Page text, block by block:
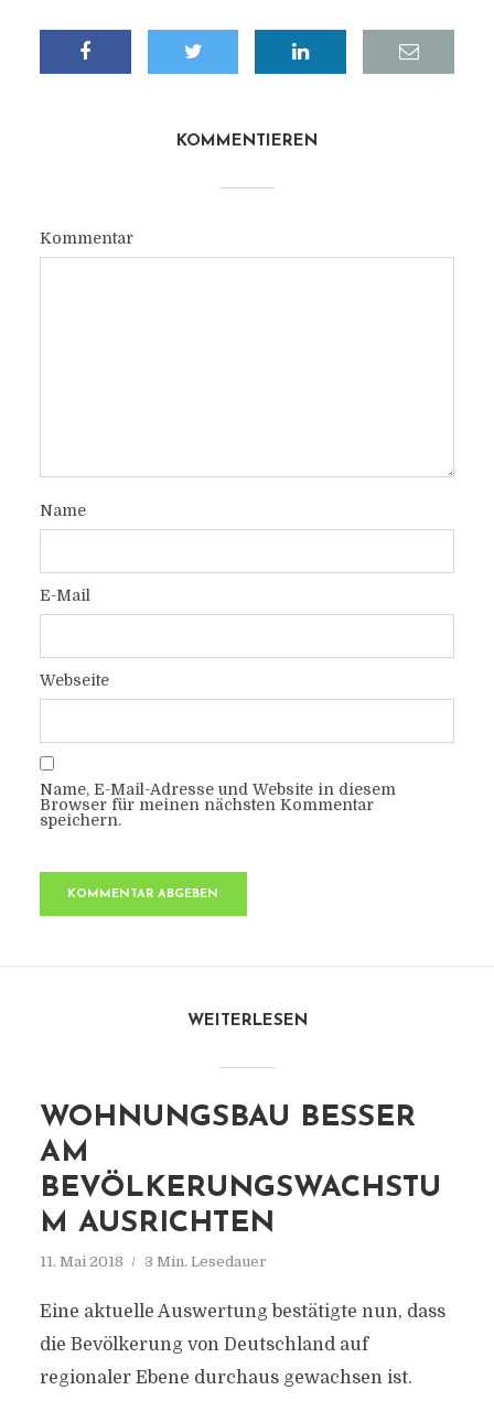
KOMMENTIEREN
Kommentar
Name
E-Mail
Webseite
Name, E-Mail-Adresse und Website in diesem
Browser für meinen nächsten Kommentar
speichern.
WEITERLESEN
WOHNUNGSBAU BESSER
AM
BEVÖLKERUNGSWACHSTU
M AUSRICHTEN
11. Mai 2018 3 Min. Lesedauer
Eine aktuelle Auswertung bestätigte nun, dass
die Bevölkerung von Deutschland auf
regionaler Ebene durchaus gewachsen ist.